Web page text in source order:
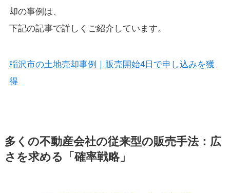
却の事例は、
下記の記事で詳しくご紹介しています。
稲沢市の土地売却事例｜販売開始4日で申し込みを獲
得
多くの不動産会社の従来型の販売手法：広
さを求める「確率戦略」